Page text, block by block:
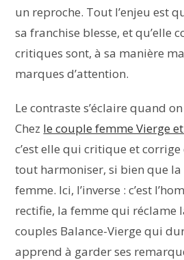
un reproche. Tout l’enjeu est
sa franchise blesse, et qu’elle
critiques sont, à sa manière
marques d’attention.
Le contraste s’éclaire quand
Chez le couple femme Vierge
c’est elle qui critique et
tout harmoniser, si bien que
femme. Ici, l’inverse : c’est
rectifie, la femme qui réclame
couples Balance-Vierge qui
apprend à garder ses